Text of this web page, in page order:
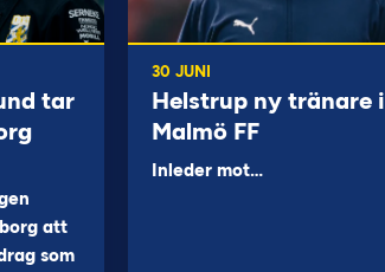
tar
att
som
30 JUNI
Helstrup ny tränare i
Malmö FF
Inleder mot…